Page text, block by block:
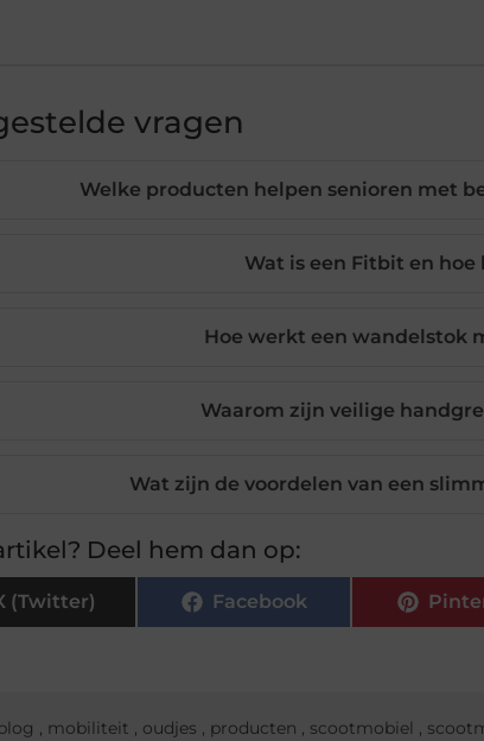
vragen
Welke producten helpen senioren met
Wat is een Fitbit en
Hoe werkt een wandelstok
Waarom zijn veilige
Wat zijn de voordelen van een
Deel hem dan op:
(Twitter) Facebook
, mobiliteit , oudjes , producten , scootmobiel ,